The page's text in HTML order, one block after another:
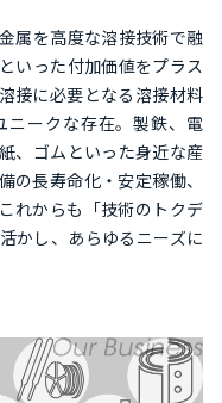
属を高度な溶接技術で融
いった付加価値をプラス
接に必要となる溶接材料
ニークな存在。製鉄、電
、ゴムといった身近な産
の長寿命化・安定稼働、
れからも「技術のトクデ
かし、あらゆるニーズに